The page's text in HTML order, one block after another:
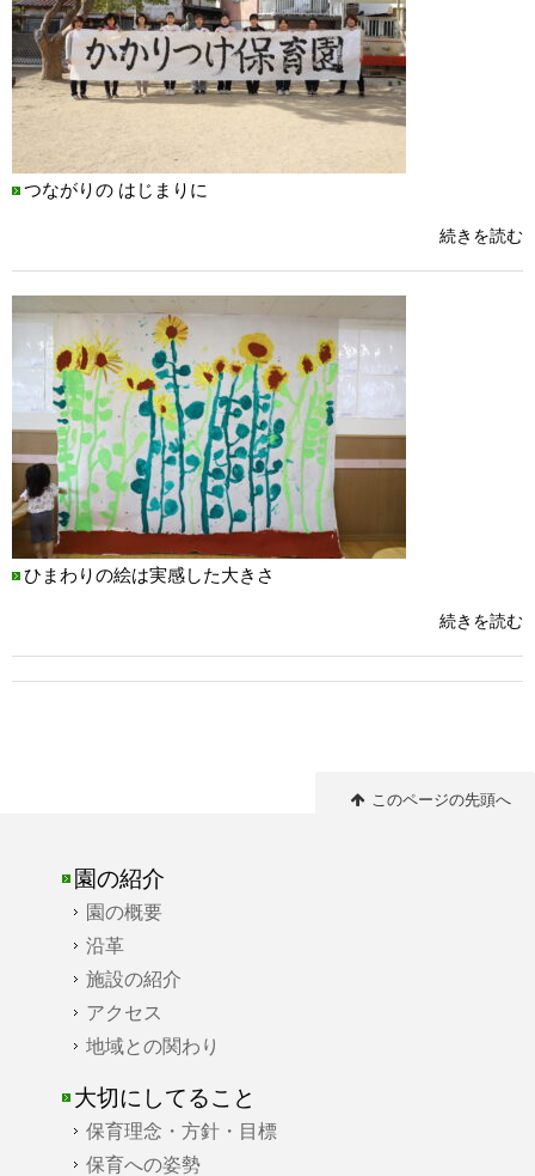
つながりの はじまりに
続きを読む
ひまわりの絵は実感した大きさ
続きを読む
このページの先頭へ
園の紹介
園の概要
沿革
施設の紹介
アクセス
地域との関わり
大切にしてること
保育理念・方針・目標
保育への姿勢